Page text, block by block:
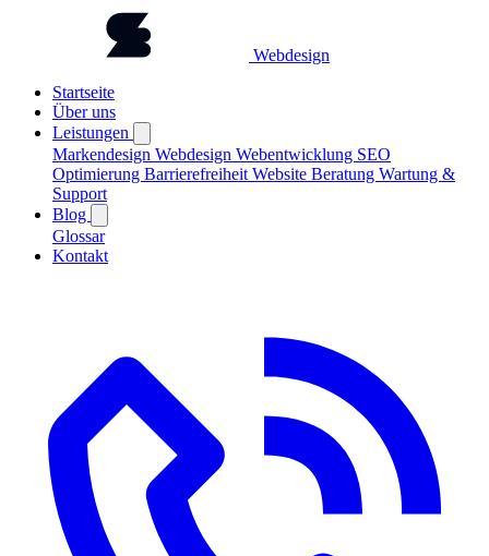
Webdesign
Startseite
Über uns
Leistungen
Markendesign Webdesign Webentwicklung SEO
Optimierung Barrierefreiheit Website Beratung Wartung &
Support
Blog
Glossar
Kontakt